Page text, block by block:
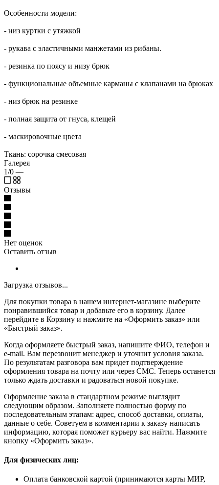
Особенности модели:
- низ куртки с утяжкой
- рукава с эластичными манжетами из рибаны.
- резинка по поясу и низу брюк
- функциональные объемные карманы с клапанами на брюках
- низ брюк на резинке
- полная защита от гнуса, клещей
- маскировочные цвета
Ткань: сорочка смесовая
Галерея
1/0 —
Отзывы
Нет оценок
Оставить отзыв
Загрузка отзывов...
Для покупки товара в нашем интернет-магазине выберите
понравившийся товар и добавьте его в корзину. Далее
перейдите в Корзину и нажмите на «Оформить заказ» или
«Быстрый заказ».
Когда оформляете быстрый заказ, напишите ФИО, телефон и
e-mail. Вам перезвонит менеджер и уточнит условия заказа.
По результатам разговора вам придет подтверждение
оформления товара на почту или через СМС. Теперь останется
только ждать доставки и радоваться новой покупке.
Оформление заказа в стандартном режиме выглядит
следующим образом. Заполняете полностью форму по
последовательным этапам: адрес, способ доставки, оплаты,
данные о себе. Советуем в комментарии к заказу написать
информацию, которая поможет курьеру вас найти. Нажмите
кнопку «Оформить заказ».
Для физических лиц:
Оплата банковской картой (принимаются карты МИР,